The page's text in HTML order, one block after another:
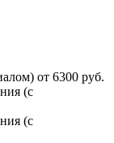
от 6300 руб.
(с
(с